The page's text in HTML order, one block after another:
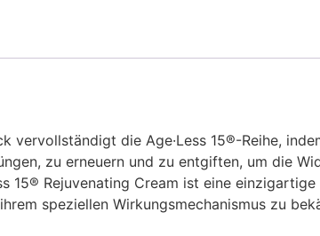
vervollständigt die Age·Less 15®-Reihe,
zu erneuern und zu entgiften, um die
15® Rejuvenating Cream ist eine
speziellen Wirkungsmechanismus zu